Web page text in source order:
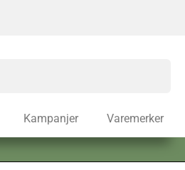
Kampanjer Varemerker